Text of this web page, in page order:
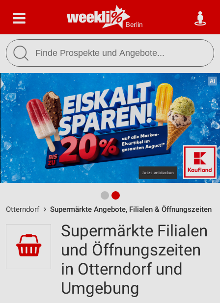
Berlin
Otterndorf Supermärkte Angebote, Filialen & Öffnungszeiten
Supermärkte Filialen
und Öffnungszeiten
in Otterndorf und
Umgebung